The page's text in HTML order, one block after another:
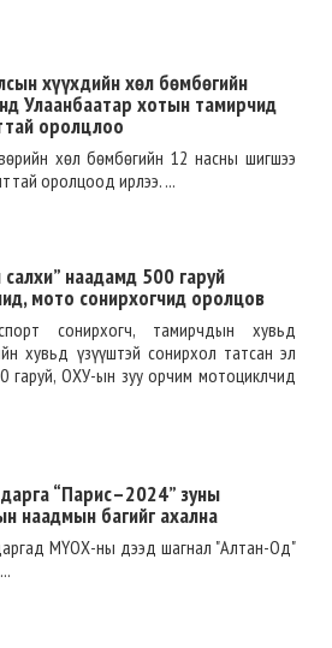
хүүхдийн хөл бөмбөгийн
Улаанбаатар хотын тамирчид
оролцлоо
хөл бөмбөгийн 12 насны шигшээ
оролцоод ирлээ. ...
наадамд 500 гаруй
мото сонирхогчид оролцов
сонирхогч, тамирчдын хувьд
хувьд үзүүштэй сонирхол татсан эл
ОХУ-ын зуу орчим мотоциклчид
“Парис–2024” зуны
наадмын багийг ахална
МҮОХ-ны дээд шагнал "Алтан-Од"